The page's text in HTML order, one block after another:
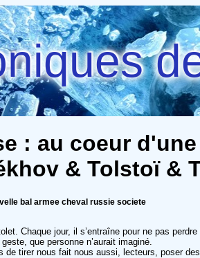
: au coeur
& Tolstoï &
bal armee cheval russie societe
Chaque jour, il s’entraîne pour ne pas
que personne n’aurait imaginé.
tirer nous fait nous aussi, lecteurs, poser des